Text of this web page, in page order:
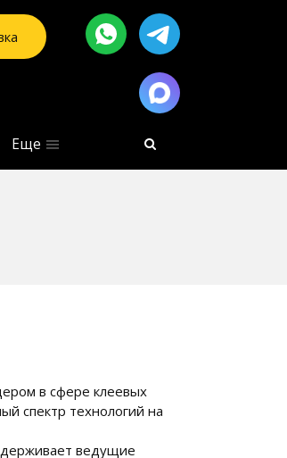
Еще
в сфере клеевых
спектр технологий на
ведущие